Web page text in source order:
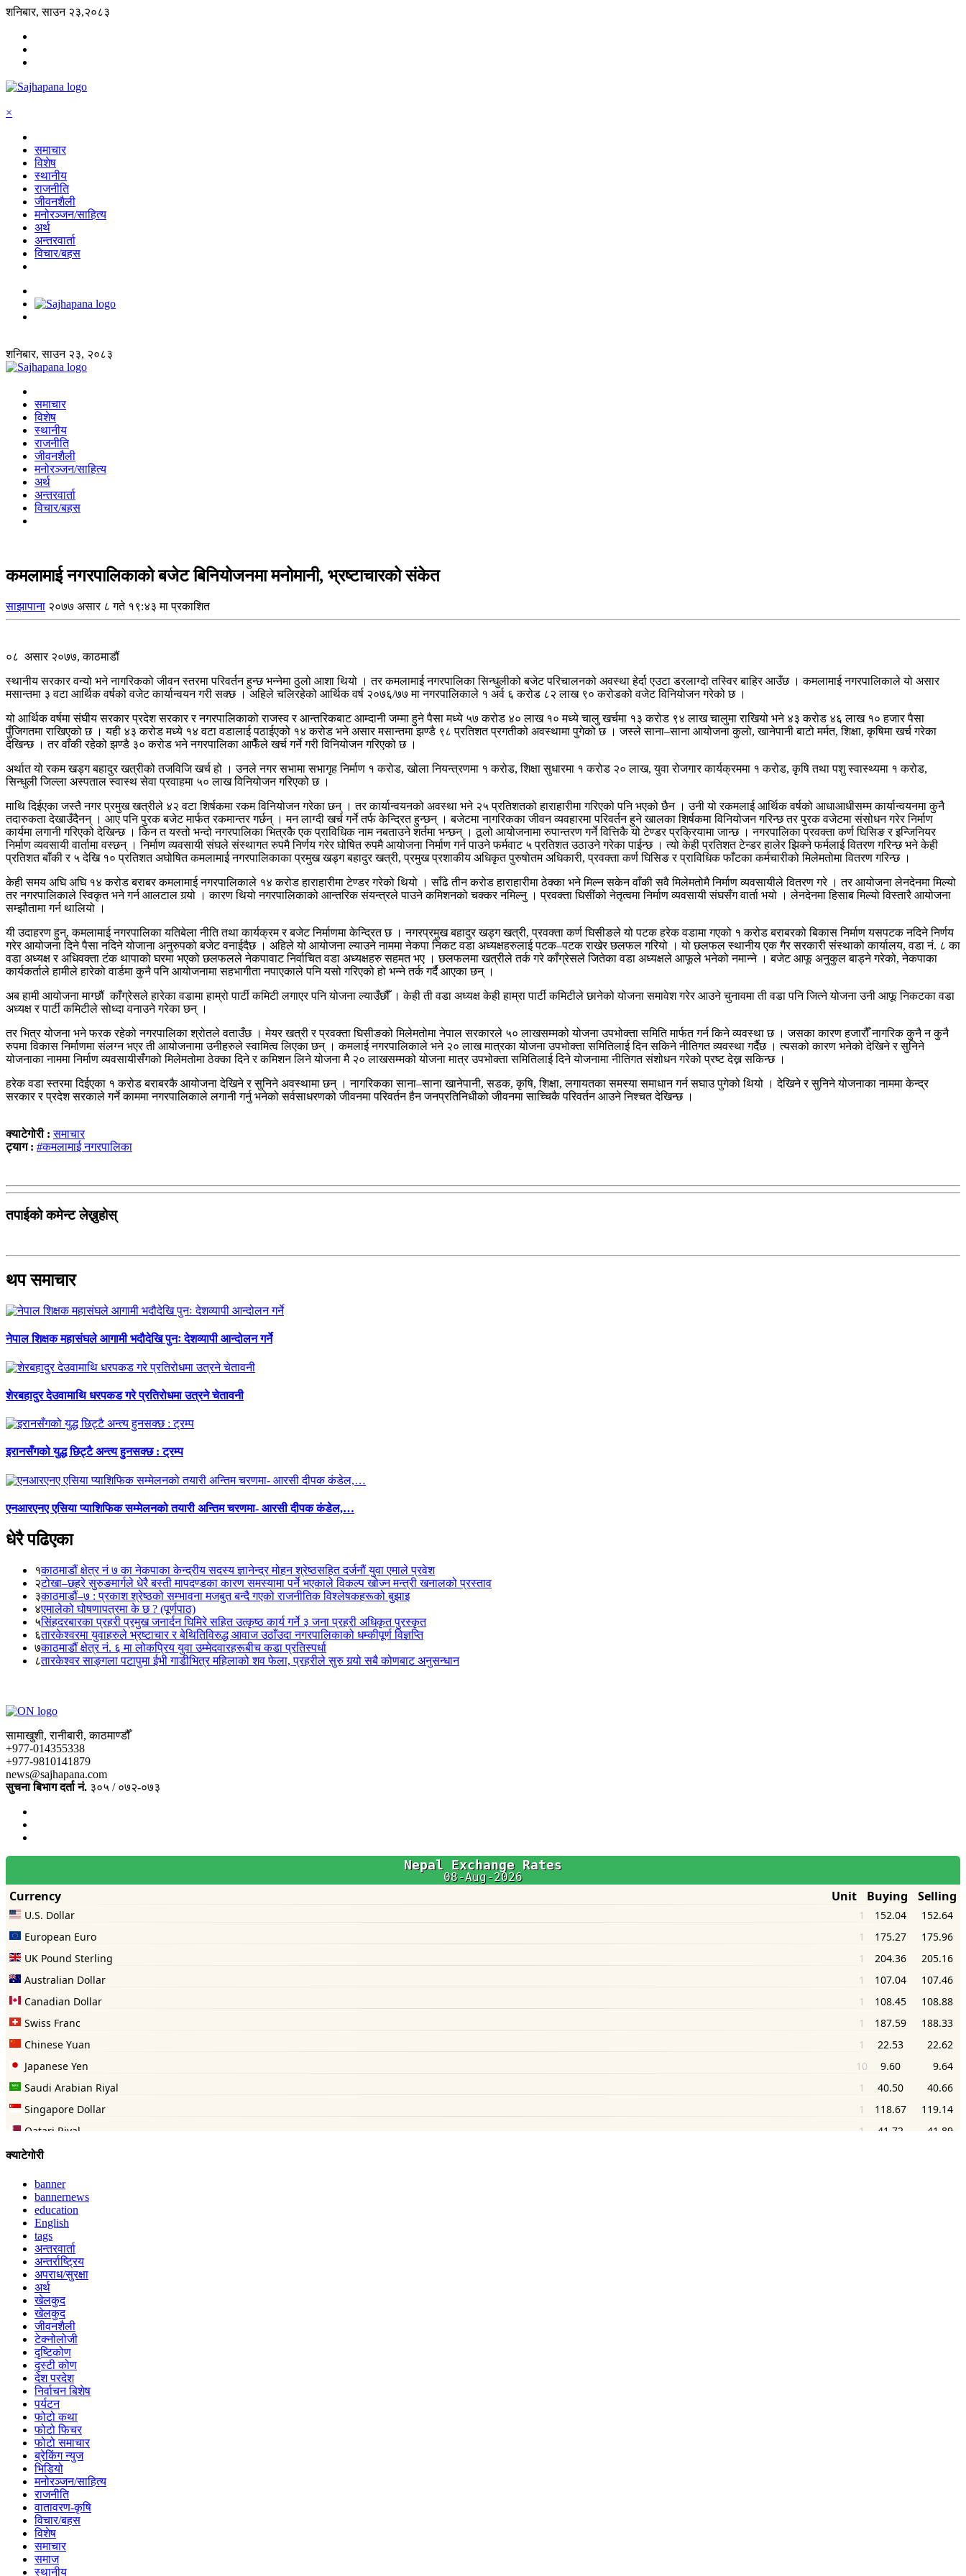
शनिबार, साउन २३,२०८३
×
समाचार
विशेष
स्थानीय
राजनीति
जीवनशैली
मनोरञ्जन/साहित्य
अर्थ
अन्तरवार्ता
विचार/बहस
शनिबार, साउन २३, २०८३
समाचार
विशेष
स्थानीय
राजनीति
जीवनशैली
मनोरञ्जन/साहित्य
अर्थ
अन्तरवार्ता
विचार/बहस
कमलामाई नगरपालिकाको बजेट बिनियोजनमा मनोमानी, भ्रष्टाचारको संकेत
साझापाना २०७७ असार ८ गते १९:४३ मा प्रकाशित
०८ असार २०७७, काठमाडौं
स्थानीय सरकार वन्यो भने नागरिकको जीवन स्तरमा परिवर्तन हुन्छ भन्नेमा ठुलो आशा थियो । तर कमलामाई नगरपालिका सिन्धुलीको बजेट परिचालनको अवस्था हेर्दा एउटा डरलाग्दो तस्विर बाहिर आउँछ । कमलामाई नगरपालिकाले यो असार
मसान्तमा ३ वटा आर्थिक वर्षको वजेट कार्यान्वयन गरी सक्छ । अहिले चलिरहेको आर्थिक वर्ष २०७६/७७ मा नगरपालिकाले १ अर्व ६ करोड ८२ लाख ९० करोडको वजेट विनियोजन गरेको छ ।
यो आर्थिक वर्षमा संघीय सरकार प्रदेश सरकार र नगरपालिकाको राजस्व र आन्तरिकबाट आम्दानी जम्मा हुने पैसा मध्ये ५७ करोड ४० लाख १० मध्ये चालु खर्चमा १३ करोड ९४ लाख चालुमा राखियो भने ४३ करोड ४६ लाख १० हजार पैसा
पुँजिगतमा राखिएको छ । यही ४३ करोड मध्ये १४ वटा वडालाई पठाईएको १४ करोड भने असार मसान्तमा झण्डै ९८ प्रतिशत प्रगतीको अवस्थामा पुगेको छ । जस्ले साना–साना आयोजना कुलो, खानेपानी बाटो मर्मत, शिक्षा, कृषिमा खर्च गरेका
देखिन्छ । तर वाँकी रहेको झण्डै ३० करोड भने नगरपालिका आफैँले खर्च गर्ने गरी विनियोजन गरिएको छ ।
अर्थात यो रकम खड्ग बहादुर खत्रीको तजविजि खर्च हो । उनले नगर सभामा सभागृह निर्माण १ करोड, खोला नियन्त्रणमा १ करोड, शिक्षा सुधारमा १ करोड २० लाख, युवा रोजगार कार्यक्रममा १ करोड, कृषि तथा पशु स्वास्थ्यमा १ करोड,
सिन्धुली जिल्ला अस्पताल स्वास्थ सेवा प्रवाहमा ५० लाख विनियोजन गरिएको छ ।
माथि दिईएका जस्तै नगर प्रमुख खत्रीले ४२ वटा शिर्षकमा रकम विनियोजन गरेका छन् । तर कार्यान्वयनको अवस्था भने २५ प्रतिशतको हाराहारीमा गरिएको पनि भएको छैन । उनी यो रकमलाई आर्थिक वर्षको आधाआधीसम्म कार्यान्वयनमा कुनै
तदारुकता देखाउँदैनन् । आए पनि पुरक बजेट मार्फत रकमान्तर गर्छन् । मन लाग्दी खर्च गर्ने तर्फ केन्द्रित हुन्छन् । बजेटमा नागरिकका जीवन व्यवहारमा परिवर्तन हुने खालका शिर्षकमा विनियोजन गरिन्छ तर पुरक वजेटमा संसोधन गरेर निर्माण
कार्यमा लगानी गरिएको देखिन्छ । किन त यस्तो भन्दो नगरपालिका भित्रकै एक प्राविधिक नाम नबताउने शर्तमा भन्छन् । ठूलो आयोजनामा रुपान्तरण गर्ने वित्तिकै यो टेण्डर प्रक्रियामा जान्छ । नगरपालिका प्रवक्ता कर्ण घिसिङ र इन्जिनियर
निर्माण व्यवसायी वार्तामा वस्छन् । निर्माण व्यवसायी संघले संस्थागत रुपमै निर्णय गरेर घोषित रुपमै आयोजना निर्माण गर्न पाउने फर्मवाट ५ प्रतिशत उठाउने गरेका पाईन्छ । त्यो केही प्रतिशत टेन्डर हालेर झिक्ने फर्मलाई वितरण गरिन्छ भने केही
प्रतिशत बाँकी र ५ देखि १० प्रतिशत अघोषित कमलामाई नगरपालिकाका प्रमुख खड्ग बहादुर खत्री, प्रमुख प्रशाकीय अधिकृत पुरुषोतम अधिकारी, प्रवक्ता कर्ण घिसिङ र प्राविधिक फाँटका कर्मचारीको मिलेमतोमा वितरण गरिन्छ ।
केही समय अघि अघि १४ करोड बराबर कमलामाई नगरपालिकाले १४ करोड हाराहारीमा टेण्डर गरेको थियो । साँढे तीन करोड हाराहारीमा ठेक्का भने मिल्न सकेन वाँकी सवै मिलेमतोमै निर्माण व्यवसायीले वितरण गरे । तर आयोजना लेनदेनमा मिल्यो
तर नगरपालिकाले स्विकृत भने गर्न आलटाल गर्‍यो । कारण थियो नगरपालिकाको आन्तरिक संयन्त्रले पाउने कमिशनको चक्कर नमिल्नु । प्रवक्ता घिसींको नेतृत्वमा निर्माण व्यवसायी संघसँग वार्ता भयो । लेनदेनमा हिसाब मिल्यो विस्तारै आयोजना
सम्झौतामा गर्न थालियो ।
यी उदाहरण हुन्, कमलामाई नगरपालिका यतिबेला नीति तथा कार्यक्रम र बजेट निर्माणमा केन्द्रित छ । नगरप्रमुख बहादुर खड्ग खत्री, प्रवक्ता कर्ण घिसीङले यो पटक हरेक वडामा गएको १ करोड बराबरको बिकास निर्माण यसपटक नदिने निर्णय
गरेर आयोजना दिने पैसा नदिने योजाना अनुरुपको बजेट वनाईदैछ । अहिले यो आयोजना ल्याउने नाममा नेकपा निकट वडा अध्यक्षहरुलाई पटक–पटक राखेर छलफल गरियो । यो छलफल स्थानीय एक गैर सरकारी संस्थाको कार्यालय, वडा नं. ८ का
वडा अध्यक्ष र अधिवक्ता टंक थापाको घरमा भएको छलफलले नेकपावाट निर्वाचित वडा अध्यक्षहरु सहमत भए । छलफलमा खत्रीले तर्क गरे काँग्रेसले जितेका वडा अध्यक्षले आफूले भनेको नमान्ने । बजेट आफू अनुकुल बाड्ने गरेको, नेकपाका
कार्यकर्ताले हामीले हारेको वार्डमा कुनै पनि आयोजनामा सहभागीता नपाएकाले पनि यसो गरिएको हो भन्ने तर्क गर्दै आएका छन् ।
अब हामी आयोजना माग्छौं काँग्रेसले हारेका वडामा हाम्रो पार्टी कमिटी लगाएर पनि योजना ल्याउँछौँ । केही ती वडा अध्यक्ष केही हाम्रा पार्टी कमिटीले छानेको योजना समावेश गरेर आउने चुनावमा ती वडा पनि जित्ने योजना उनी आफू निकटका वडा
अध्यक्ष र पार्टी कमिटीले सोध्दा वनाउने गरेका छन् ।
तर भित्र योजना भने फरक रहेको नगरपालिका श्रोतले वताउँछ । मेयर खत्री र प्रवक्ता घिसीङको मिलेमतोमा नेपाल सरकारले ५० लाखसम्मको योजना उपभोक्ता समिति मार्फत गर्न किने व्यवस्था छ । जसका कारण हजारौँ नागरिक कुनै न कुनै
रुपमा विकास निर्माणमा संलग्न भएर ती आयोजनामा उनीहरुले स्वामित्व लिएका छन् । कमलाई नगरपालिकाले भने २० लाख मात्रका योजना उपभोक्ता समितिलाई दिन सकिने नीतिगत व्यवस्था गर्दैछ । त्यसको कारण भनेको देखिने र सुनिने
योजनाका नाममा निर्माण व्यवसायीसँगको मिलेमतोमा ठेक्का दिने र कमिशन लिने योजना मै २० लाखसम्मको योजना मात्र उपभोक्ता समितिलाई दिने योजनामा नीतिगत संशोधन गरेको प्रष्ट देख्न सकिन्छ ।
हरेक वडा स्तरमा दिईएका १ करोड बराबरकै आयोजना देखिने र सुनिने अवस्थामा छन् । नागरिकका साना–साना खानेपानी, सडक, कृषि, शिक्षा, लगायतका समस्या समाधान गर्न सघाउ पुगेको थियो । देखिने र सुनिने योजनाका नाममा केन्द्र
सरकार र प्रदेश सरकाले गर्ने काममा नगरपालिकाले लगानी गर्नु भनेको सर्वसाधरणको जीवनमा परिवर्तन हैन जनप्रतिनिधीको जीवनमा साच्चिकै परिवर्तन आउने निश्चत देखिन्छ ।
क्याटेगोरी :समाचार
ट्याग : #कमलामाई नगरपालिका
तपाईको कमेन्ट लेख्नुहोस्
थप समाचार
नेपाल शिक्षक महासंघले आगामी भदौदेखि पुनः देशव्यापी आन्दोलन गर्ने
शेरबहादुर देउवामाथि धरपकड गरे प्रतिरोधमा उत्रने चेतावनी
इरानसँगको युद्ध छिट्टै अन्त्य हुनसक्छ : ट्रम्प
एनआरएनए एसिया प्याशिफिक सम्मेलनको तयारी अन्तिम चरणमा- आरसी दीपक कंडेल,…
धेरै पढिएका
१काठमाडौं क्षेत्र नं ७ का नेकपाका केन्द्रीय सदस्य ज्ञानेन्द्र मोहन श्रेष्ठसहित दर्जनौं युवा एमाले प्रवेश
२टोखा–छहरे सुरुङमार्गले धेरै बस्ती मापदण्डका कारण समस्यामा पर्ने भएकाले विकल्प खोज्न मन्त्री खनालको प्रस्ताव
३काठमाडौं–७ : प्रकाश श्रेष्ठको सम्भावना मजबुत बन्दै गएको राजनीतिक विश्लेषकहरूको बुझाइ
४एमालेको घोषणापत्रमा के छ ? (पूर्णपाठ)
५सिंहदरबारका प्रहरी प्रमुख जनार्दन घिमिरे सहित उत्कृष्ठ कार्य गर्ने ३ जना प्रहरी अधिकृत पुरस्कृत
६तारकेश्वरमा युवाहरुले भ्रष्टाचार र बेथितिविरुद्ध आवाज उठाँउदा नगरपालिकाको धम्कीपूर्ण विज्ञप्ति
७काठमाडौं क्षेत्र नं. ६ मा लोकप्रिय युवा उम्मेदवारहरूबीच कडा प्रतिस्पर्धा
८तारकेश्वर साङ्गला पटापुमा ईभी गाडीभित्र महिलाको शव फेला, प्रहरीले सुरु गर्‍यो सबै कोणबाट अनुसन्धान
सामाखुशी, रानीबारी, काठमाण्डौँ
+977-014355338
+977-9810141879
news@sajhapana.com
सुचना बिभाग दर्ता नं. ३०५ / ०७२-०७३
क्याटेगोरी
banner
bannernews
education
English
tags
अन्तरवार्ता
अन्तर्राष्ट्रिय
अपराध/सुरक्षा
अर्थ
खेलकुद
खेलकुद
जीवनशैली
टेक्नोलोजी
दृष्टिकोण
दृस्टी कोण
देश परदेश
निर्वाचन बिशेष
पर्यटन
फोटो कथा
फोटो फिचर
फोटो समाचार
ब्रेकिंग न्युज
भिडियो
मनोरञ्जन/साहित्य
राजनीति
वातावरण-कृषि
विचार/बहस
विशेष
समाचार
समाज
स्थानीय